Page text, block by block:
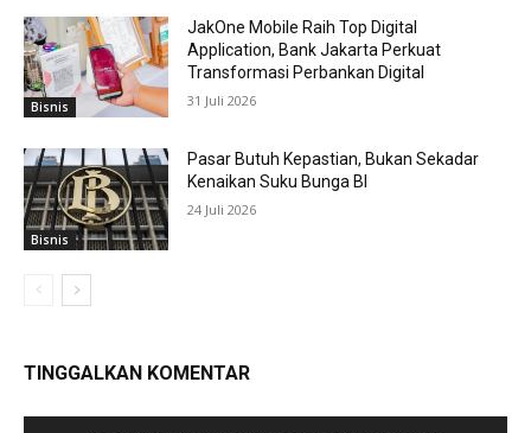
Bisnis
JakOne Mobile Raih Top Digital
Application, Bank Jakarta Perkuat
Transformasi Perbankan Digital
31 Juli 2026
Bisnis
Pasar Butuh Kepastian, Bukan Sekadar
Kenaikan Suku Bunga BI
24 Juli 2026
TINGGALKAN KOMENTAR